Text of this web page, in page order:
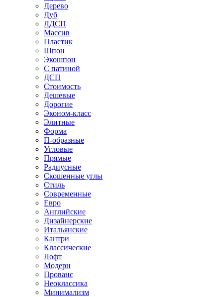
Дерево
Дуб
ЛДСП
Массив
Пластик
Шпон
Экошпон
С патиной
ДСП
Стоимость
Дешевые
Дорогие
Эконом-класс
Элитные
Форма
П-образные
Угловые
Прямые
Радиусные
Скошенные углы
Стиль
Современные
Евро
Английские
Дизайнерские
Итальянские
Кантри
Классические
Лофт
Модерн
Прованс
Неоклассика
Минимализм